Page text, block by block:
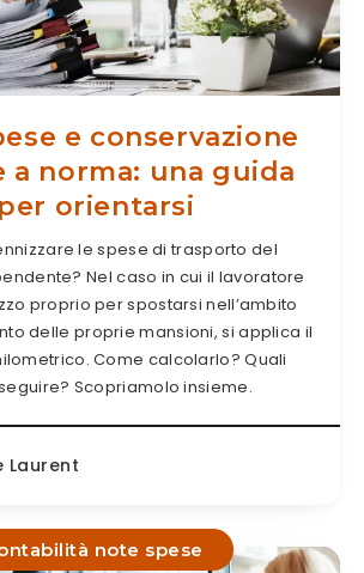
e conservazione
a norma: una guida
per orientarsi
le spese di trasporto del
Nel caso in cui il lavoratore
proprio per spostarsi nell’ambito
delle proprie mansioni, si applica il
Come calcolarlo? Quali
Scopriamolo insieme.
Laurent
note spese